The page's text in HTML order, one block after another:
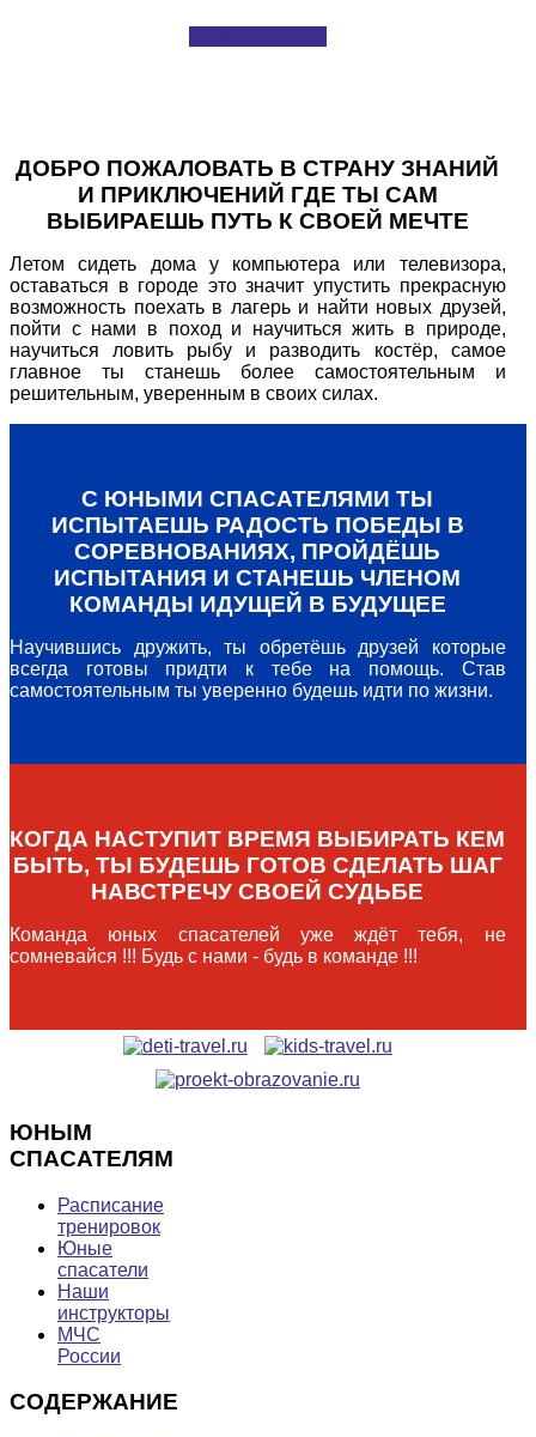
ДОБРО ПОЖАЛОВАТЬ В СТРАНУ ЗНАНИЙ
И ПРИКЛЮЧЕНИЙ ГДЕ ТЫ САМ
ВЫБИРАЕШЬ ПУТЬ К СВОЕЙ МЕЧТЕ
Летом сидеть дома у компьютера или телевизора,
оставаться в городе это значит упустить прекрасную
возможность поехать в лагерь и найти новых друзей,
пойти с нами в поход и научиться жить в природе,
научиться ловить рыбу и разводить костёр, самое
главное ты станешь более самостоятельным и
решительным, уверенным в своих силах.
С ЮНЫМИ СПАСАТЕЛЯМИ ТЫ
ИСПЫТАЕШЬ РАДОСТЬ ПОБЕДЫ В
СОРЕВНОВАНИЯХ, ПРОЙДЁШЬ
ИСПЫТАНИЯ И СТАНЕШЬ ЧЛЕНОМ
КОМАНДЫ ИДУЩЕЙ В БУДУЩЕЕ
Научившись дружить, ты обретёшь друзей которые
всегда готовы придти к тебе на помощь. Став
самостоятельным ты уверенно будешь идти по жизни.
КОГДА НАСТУПИТ ВРЕМЯ ВЫБИРАТЬ КЕМ
БЫТЬ, ТЫ БУДЕШЬ ГОТОВ СДЕЛАТЬ ШАГ
НАВСТРЕЧУ СВОЕЙ СУДЬБЕ
Команда юных спасателей уже ждёт тебя, не
сомневайся !!! Будь с нами - будь в команде !!!
ЮНЫМ
СПАСАТЕЛЯМ
Расписание
тренировок
Юные
спасатели
Наши
инструкторы
МЧС
России
СОДЕРЖАНИЕ